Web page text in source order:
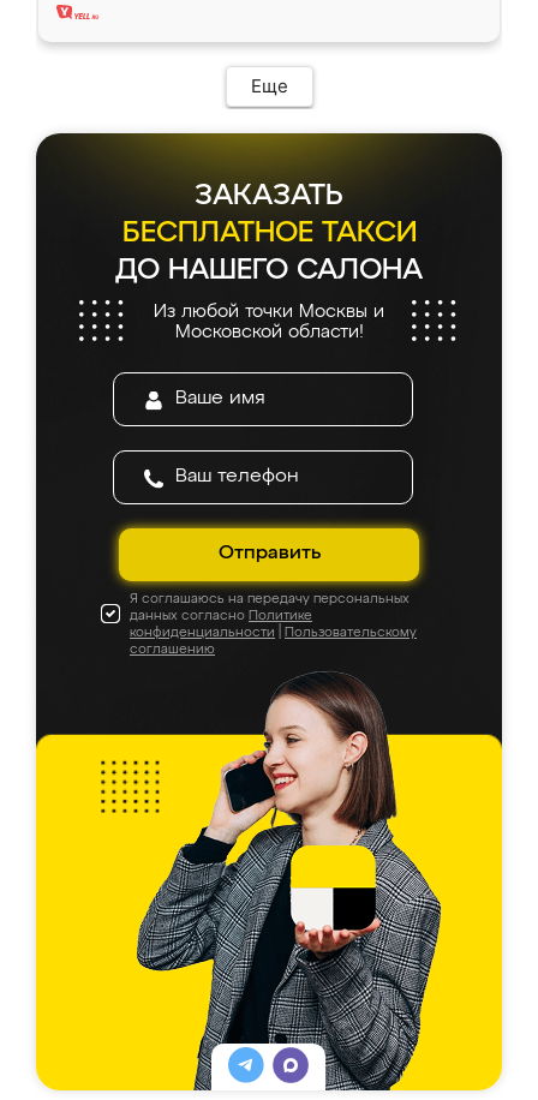
Еще
ЗАКАЗАТЬ
БЕСПЛАТНОЕ ТАКСИ
ДО НАШЕГО САЛОНА
Из любой точки Москвы и
Московской области!
Отправить
Я соглашаюсь на передачу персональных
данных согласно Политике
конфиденциальности
Пользовательскому
соглашению